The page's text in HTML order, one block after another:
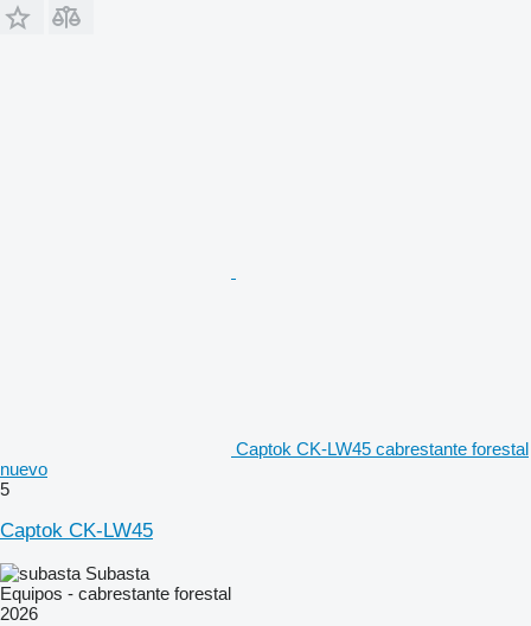
Captok CK-LW45 cabrestante forestal
nuevo
5
Captok CK-LW45
Subasta
Equipos - cabrestante forestal
2026